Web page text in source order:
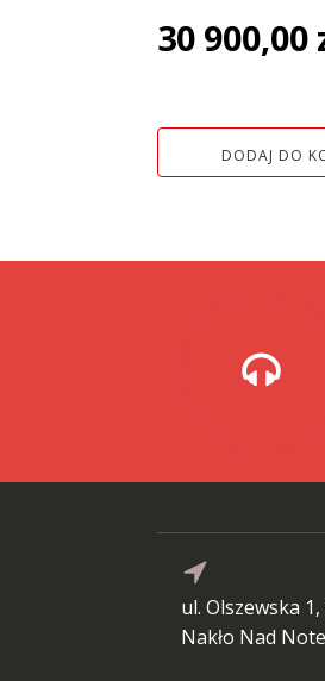
30 900,00
DODAJ DO
ul. Olszewska
Nakło Nad